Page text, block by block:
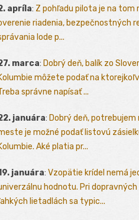
apríla: Z pohľadu pilota je na tom
riadenia, bezpečnostných
lode p...
marca: Dobrý deň, balík zo
môžete podať na
správne napísať ...
januára: Dobrý deň, potrebujem
je možné podať listovú
Aké platia pr...
januára: Vzopätie krídel nemá
hodnotu. Pri dopravných
lietadlách sa typic...